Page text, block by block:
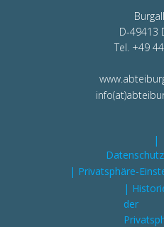
D-49413
Tel. +49
|
| Privatsphäre-
|
der